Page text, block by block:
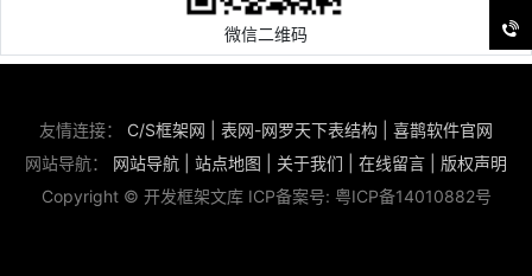
微信二维码
友情连接： C/S框架网 表网-网罗天下表结构
喜鹊软件官网
网站导航： 网站导航 站点地图 关于我们 在线留言
版权声明
Copyright © 开发框架文库 ICP备案号: 粤ICP备14010882号